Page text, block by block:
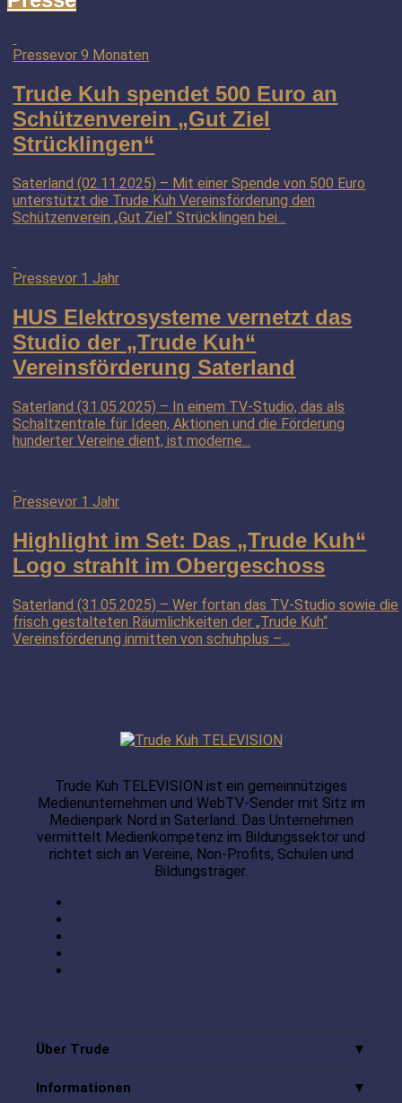
Pressevor 9 Monaten
Trude Kuh spendet 500 Euro an
Schützenverein „Gut Ziel
Strücklingen“
Saterland (02.11.2025) – Mit einer Spende von 500 Euro
unterstützt die Trude Kuh Vereinsförderung den
Schützenverein „Gut Ziel“ Strücklingen bei...
Pressevor 1 Jahr
HUS Elektrosysteme vernetzt das
Studio der „Trude Kuh“
Vereinsförderung Saterland
Saterland (31.05.2025) – In einem TV-Studio, das als
Schaltzentrale für Ideen, Aktionen und die Förderung
hunderter Vereine dient, ist moderne...
Pressevor 1 Jahr
Highlight im Set: Das „Trude Kuh“
Logo strahlt im Obergeschoss
Saterland (31.05.2025) – Wer fortan das TV-Studio sowie die
frisch gestalteten Räumlichkeiten der „Trude Kuh“
Vereinsförderung inmitten von schuhplus –...
Trude Kuh TELEVISION ist ein gemeinnütziges
Medienunternehmen und WebTV-Sender mit Sitz im
Medienpark Nord in Saterland. Das Unternehmen
vermittelt Medienkompetenz im Bildungssektor und
richtet sich an Vereine, Non-Profits, Schulen und
Bildungsträger.
Über Trude
Informationen